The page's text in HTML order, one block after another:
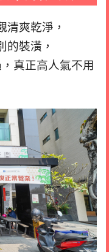
清爽乾淨，
的裝潢，
真正高人氣不用